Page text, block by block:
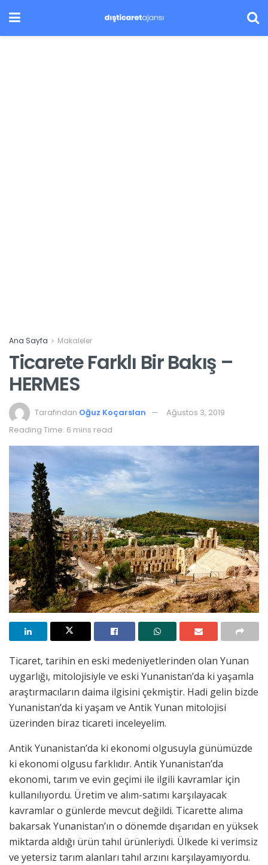
Ana Sayfa Makaleler
Ticarete Farklı Bir Bakış –
HERMES
Tarafından Oğuz Koçarslan
Ağustos 3, 2019
Reading Time: 6 mins read
Ticaret, tarihin en eski medeniyetlerinden olan Yunan
uygarlığı, mitolojisiyle ve eski Yunanistan’da ki yaşamla
araştırmacıların daima ilgisini çekmiştir. Hadi gelin bizde
Yunanistan’da ki yaşam ve Antik Yunan mitolojisi
üzerinden biraz ticareti inceleyelim.
Antik Yunanistan’da ki ekonomi olgusuyla günümüzde
ki ekonomi olgusu farklıdır. Antik Yunanistan’da
ekonomi, tarım ve evin geçimi ile ilgili kavramlar için
kullanılıyordu. Üretim ve alım-satımı karşılayacak
kavramlar o günlerde mevcut değildi. Ticarette alıma
bakarsak Yunanistan’ın o dönemde dışarıdan en yüksek
miktarda aldığı ürün tahıl ürünleriydi. Ülkede ki verimsiz
ve yetersiz tarım alanları tahıl arzını karşılayamıyordu.